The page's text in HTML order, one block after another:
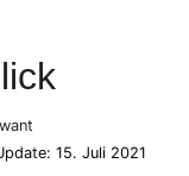
15. Juli 2021